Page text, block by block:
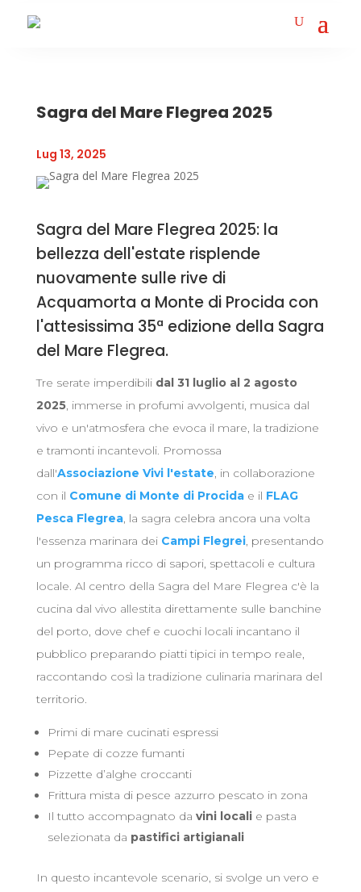
Sagra del Mare Flegrea 2025
Lug 13, 2025
Sagra del Mare Flegrea 2025: la
bellezza dell'estate risplende
nuovamente sulle rive di
Acquamorta a Monte di Procida con
l'attesissima 35ª edizione della Sagra
del Mare Flegrea.
Tre serate imperdibili dal 31 luglio al 2 agosto
2025, immerse in profumi avvolgenti, musica dal
vivo e un'atmosfera che evoca il mare, la tradizione
e tramonti incantevoli. Promossa
dall'Associazione Vivi l'estate, in collaborazione
con il Comune di Monte di Procidae il FLAG
Pesca Flegrea, la sagra celebra ancora una volta
l'essenza marinara dei Campi Flegrei, presentando
un programma ricco di sapori, spettacoli e cultura
locale. Al centro della Sagra del Mare Flegrea c'è la
cucina dal vivo allestita direttamente sulle banchine
del porto, dove chef e cuochi locali incantano il
pubblico preparando piatti tipici in tempo reale,
raccontando così la tradizione culinaria marinara del
territorio.
Primi di mare cucinati espressi
Pepate di cozze fumanti
Pizzette d’alghe croccanti
Frittura mista di pesce azzurro pescato in zona
Il tutto accompagnato da vini localie pasta
selezionata da pastifici artigianali
In questo incantevole scenario, si svolge un vero e